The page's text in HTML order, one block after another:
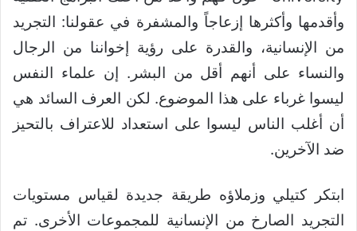
وأقدمها وأكثرها إزعاجاً والمشفرة في عقولنا: التجريد
من الإنسانية، والقدرة على رؤية إخواننا من الرجال
والنساء على أنهم أقل من البشر. إن علماء النفس
ليسوا غرباء على هذا الموضوع. لكن العرف السائد هي
أن أغلب الناس ليسوا على استعداد للاعتراف بالتحيز
ضد الآخرين.
ابتكر كتيلي وزملاؤه طريقة جديدة لقياس مستويات
التجريد الصارخ من الإنسانية للمجموعات الأخرى. تم